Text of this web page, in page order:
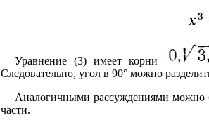
Уравнение (3) имеет корни
Следовательно, угол в 90° можно
Аналогичными рассуждениями можно
части.